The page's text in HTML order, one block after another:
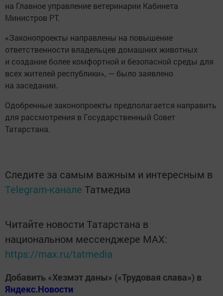
на Главное управление ветеринарии Кабинета
Министров РТ.
«Законопроекты направлены на повышение
ответственности владельцев домашних животных
и создание более комфортной и безопасной среды для
всех жителей республики», — было заявлено
на заседании.
Одобренные законопроекты предполагается направить
для рассмотрения в Государственный Совет
Татарстана.
Следите за самым важным и интересным в
Telegram-канале Татмедиа
Читайте новости Татарстана в
национальном мессенджере MАХ:
https://max.ru/tatmedia
Добавить «Хезмэт даны» («Трудовая слава») в
Яндекс.Новости